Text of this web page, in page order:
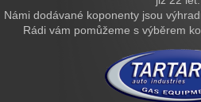
Námi dodávané koponenty jsou
Rádi vám pomůžeme s výběrem